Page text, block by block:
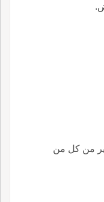
من كل من